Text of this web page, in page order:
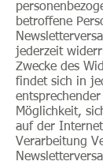
betroffene
jederzeit
Zwecke des
findet sich in
Möglichkeit,
auf der
Verarbeitung